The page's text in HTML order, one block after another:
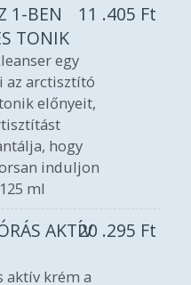
1-BEN
TONIK
11 .405 Ft
egy
az arctisztító
előnyeit,
hogy
induljon
ml
AKTÍV20 .295 Ft
aktív krém a